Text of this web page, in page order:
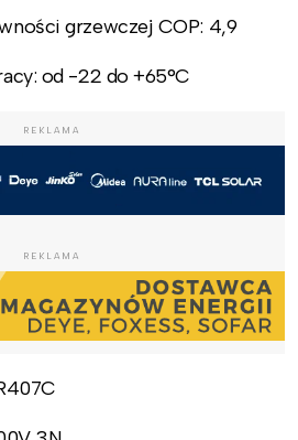
grzewczej COP: 4,9
od -22 do +65°C
REKLAMA
REKLAMA